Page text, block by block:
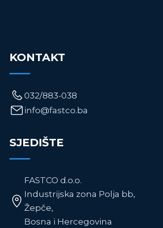
KONTAKT
032/883-038
info@fastco.ba
SJEDIŠTE
FASTCO d.o.o.
Industrijska zona Polja bb,
Žepče,
Bosna i Hercegovina